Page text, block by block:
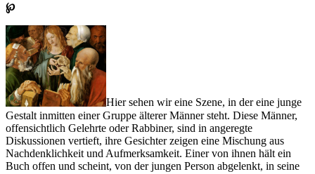
℘
Hier sehen wir eine Szene, in der eine junge
Gestalt inmitten einer Gruppe älterer Männer steht. Diese Männer,
offensichtlich Gelehrte oder Rabbiner, sind in angeregte
Diskussionen vertieft, ihre Gesichter zeigen eine Mischung aus
Nachdenklichkeit und Aufmerksamkeit. Einer von ihnen hält ein
Buch offen und scheint, von der jungen Person abgelenkt, in seine